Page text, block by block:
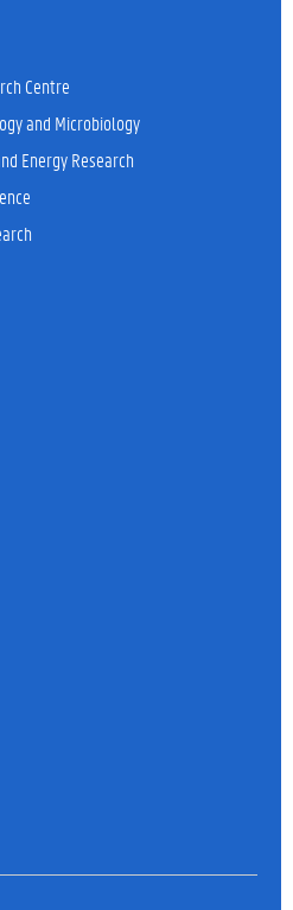
Centre
and Microbiology
Energy Research